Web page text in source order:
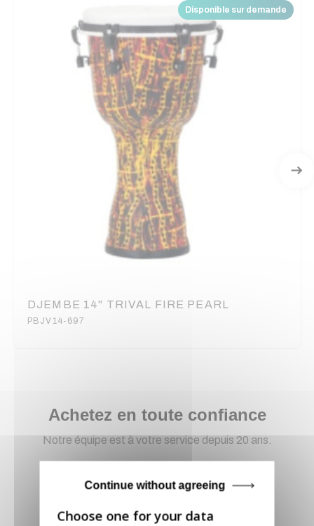
Disponible sur demande
DJEMBE 14" TRIVAL FIRE PEARL
PBJV14-697
Achetez en toute confiance
Notre équipe est à votre service depuis 20 ans.
Retirer vos produits
Continue without agreeing